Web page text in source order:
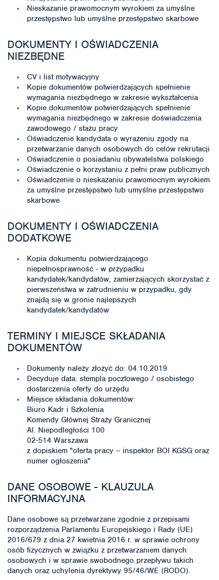
Nieskazanie prawomocnym wyrokiem za umyślne
przestępstwo lub umyślne przestępstwo skarbowe
DOKUMENTY I OŚWIADCZENIA
NIEZBĘDNE
CV i list motywacyjny
Kopie dokumentów potwierdzających spełnienie
wymagania niezbędnego w zakresie wykształcenia
Kopie dokumentów potwierdzających spełnienie
wymagania niezbędnego w zakresie doświadczenia
zawodowego / stażu pracy
Oświadczenie kandydata o wyrażeniu zgody na
przetwarzanie danych osobowych do celów rekrutacji
Oświadczenie o posiadaniu obywatelstwa polskiego
Oświadczenie o korzystaniu z pełni praw publicznych
Oświadczenie o nieskazaniu prawomocnym wyrokiem
za umyślne przestępstwo lub umyślne przestępstwo
skarbowe
DOKUMENTY I OŚWIADCZENIA
DODATKOWE
Kopia dokumentu potwierdzającego
niepełnosprawność - w przypadku
kandydatek/kandydatów, zamierzających skorzystać z
pierwszeństwa w zatrudnieniu w przypadku, gdy
znajdą się w gronie najlepszych
kandydatek/kandydatów
TERMINY I MIEJSCE SKŁADANIA
DOKUMENTÓW
Dokumenty należy złożyć do: 04.10.2019
Decyduje data: stempla pocztowego / osobistego
dostarczenia oferty do urzędu
Miejsce składania dokumentów:
Biuro Kadr i Szkolenia
Komendy Głównej Straży Granicznej
Al. Niepodległości 100
02-514 Warszawa
z dopiskiem "oferta pracy – inspektor BOI KGSG oraz
numer ogłoszenia"
DANE OSOBOWE - KLAUZULA
INFORMACYJNA
Dane osobowe są przetwarzane zgodnie z przepisami
rozporządzenia Parlamentu Europejskiego i Rady (UE)
2016/679 z dnia 27 kwietnia 2016 r. w sprawie ochrony
osób fizycznych w związku z przetwarzaniem danych
osobowych i w sprawie swobodnego przepływu takich
danych oraz uchylenia dyrektywy 95/46/WE (RODO).